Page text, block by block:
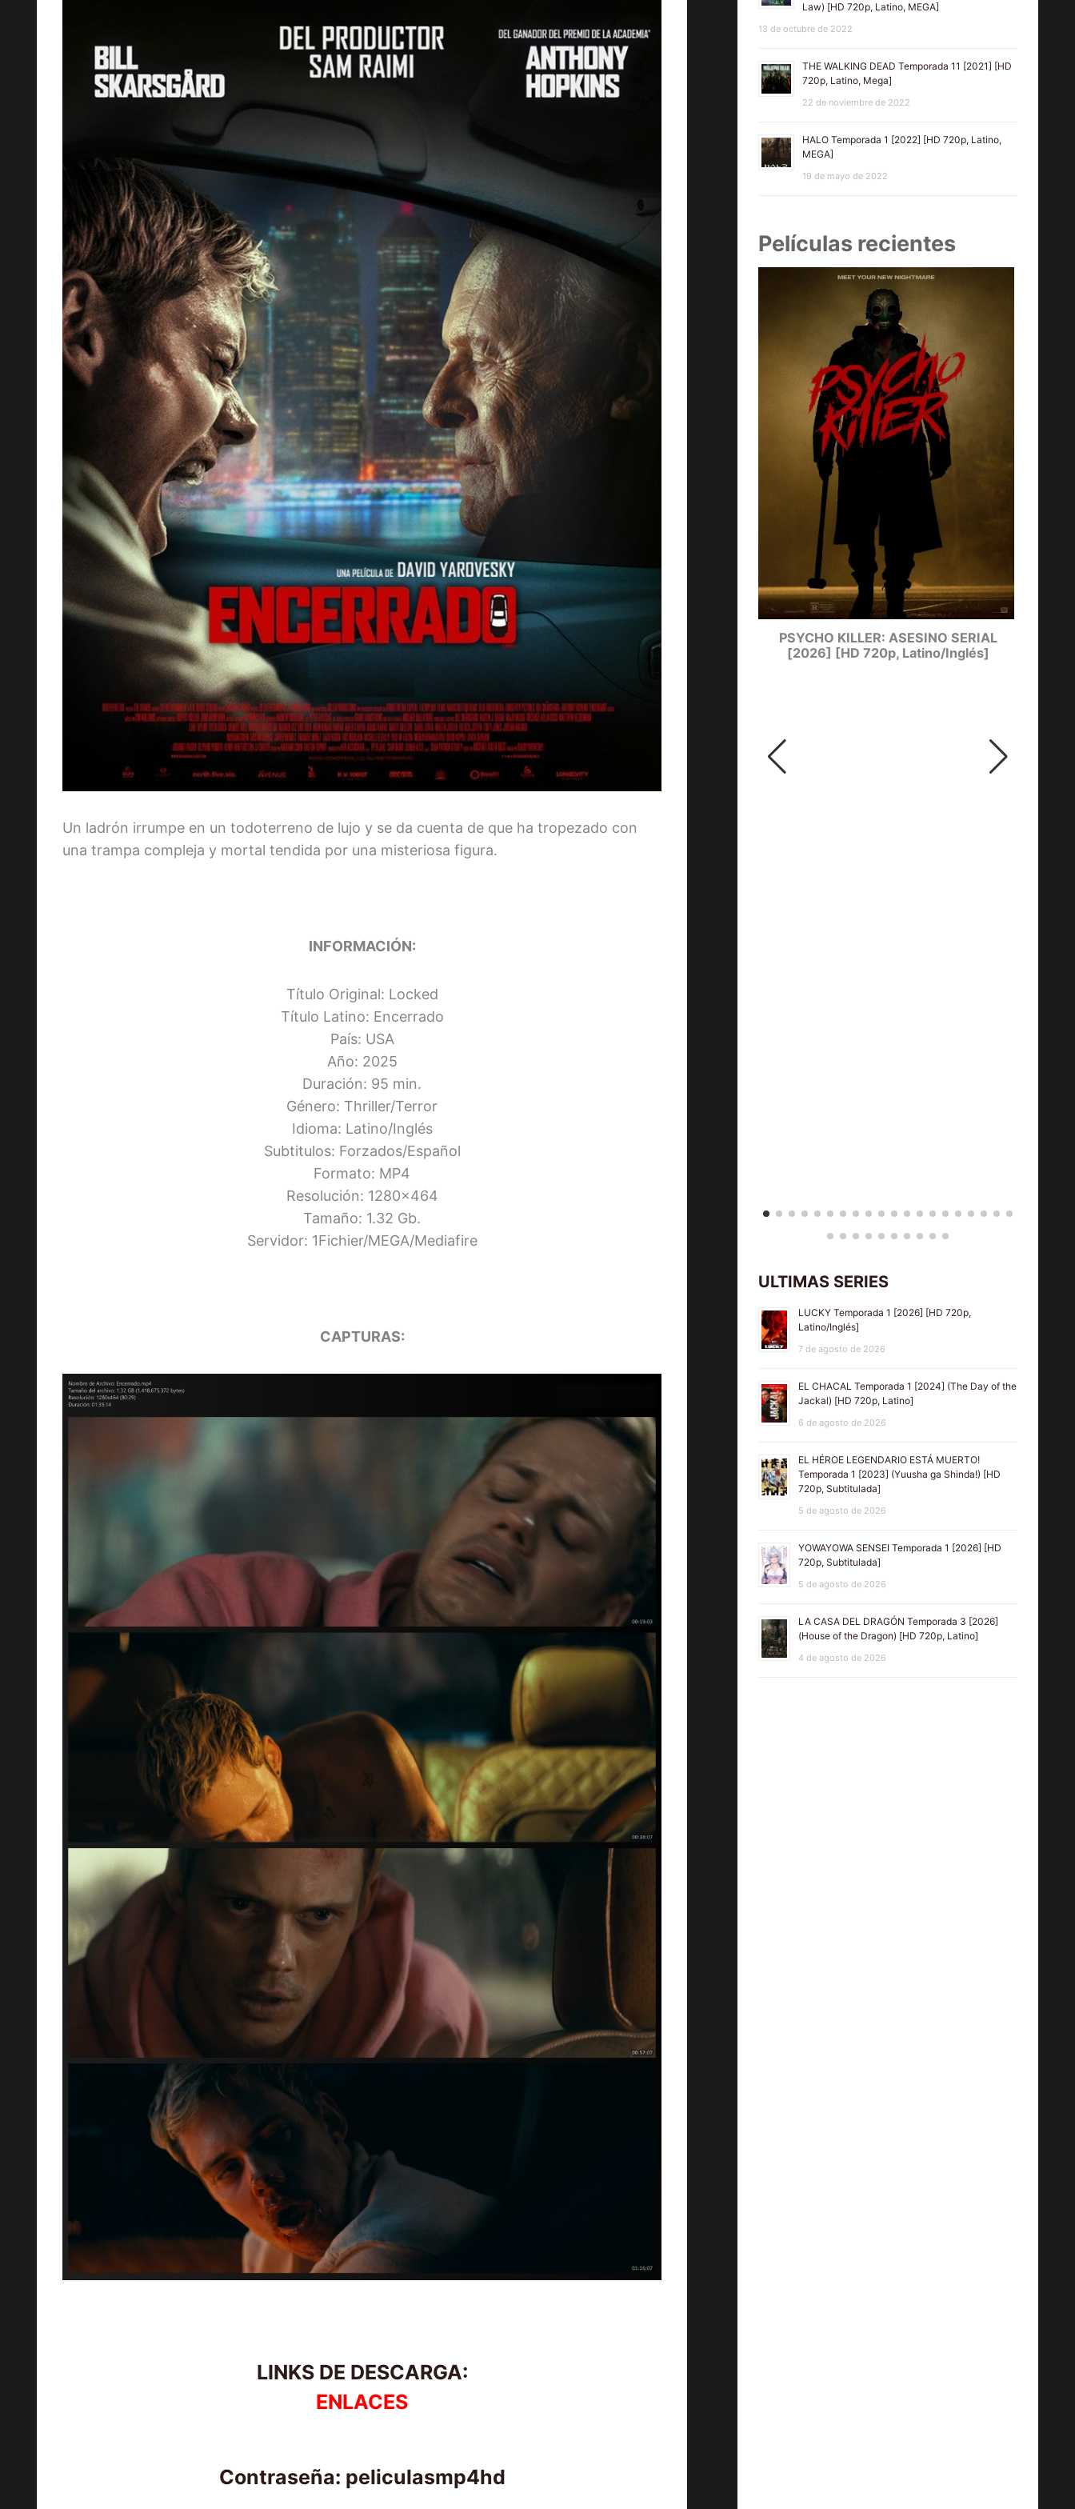
Un ladrón irrumpe en un todoterreno de lujo y se da cuenta de que ha tropezado con
una trampa compleja y mortal tendida por una misteriosa figura.
INFORMACIÓN:
Título Original: Locked
Título Latino: Encerrado
País: USA
Año: 2025
Duración: 95 min.
Género: Thriller/Terror
Idioma: Latino/Inglés
Subtitulos: Forzados/Español
Formato: MP4
Resolución: 1280×464
Tamaño: 1.32 Gb.
Servidor: 1Fichier/MEGA/Mediafire
CAPTURAS:
LINKS DE DESCARGA:
ENLACES
Contraseña: peliculasmp4hd
Law) [HD 720p, Latino, MEGA]
13 de octubre de 2022
THE WALKING DEAD Temporada 11 [2021] [HD
720p, Latino, Mega]
22 de noviembre de 2022
HALO Temporada 1 [2022] [HD 720p, Latino,
MEGA]
19 de mayo de 2022
Películas recientes
AMOS DEL UNIVERSO [2026] (Masters
of the Universe) [HD 720p,
PSYCHO KILLER: ASESINO SERIAL
[2026] [HD 720p, Latino/Inglés]
ULTIMAS SERIES
LUCKY Temporada 1 [2026] [HD 720p,
Latino/Inglés]
7 de agosto de 2026
EL CHACAL Temporada 1 [2024] (The Day of the
Jackal) [HD 720p, Latino]
6 de agosto de 2026
EL HÉROE LEGENDARIO ESTÁ MUERTO!
Temporada 1 [2023] (Yuusha ga Shinda!) [HD
720p, Subtitulada]
5 de agosto de 2026
YOWAYOWA SENSEI Temporada 1 [2026] [HD
720p, Subtitulada]
5 de agosto de 2026
LA CASA DEL DRAGÓN Temporada 3 [2026]
(House of the Dragon) [HD 720p, Latino]
4 de agosto de 2026